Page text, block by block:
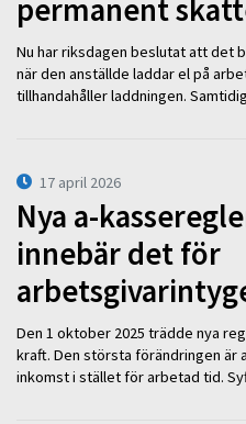
permanent
Nu har riksdagen beslutat att det
när den anställde laddar el på
tillhandahåller laddningen.
17 april 2026
Nya a-
innebär det för
Den 1 oktober 2025 trädde nya
kraft. Den största förändringen är
inkomst i stället för arbetad tid.